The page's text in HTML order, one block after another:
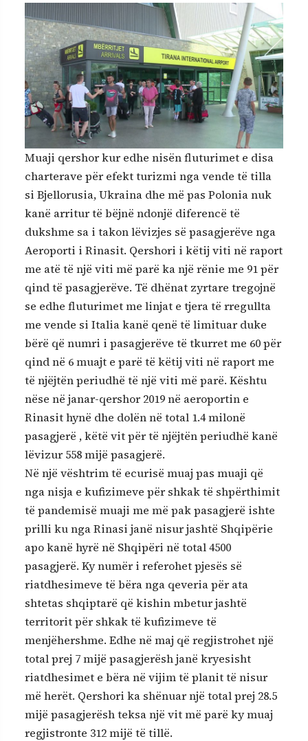
Muaji qershor kur edhe nisën fluturimet e disa
charterave për efekt turizmi nga vende të tilla
si Bjellorusia, Ukraina dhe më pas Polonia nuk
kanë arritur të bëjnë ndonjë diferencë të
dukshme sa i takon lëvizjes së pasagjerëve nga
Aeroporti i Rinasit. Qershori i këtij viti në raport
me atë të një viti më parë ka një rënie me 91 për
qind të pasagjerëve. Të dhënat zyrtare tregojnë
se edhe fluturimet me linjat e tjera të rregullta
me vende si Italia kanë qenë të limituar duke
bërë që numri i pasagjerëve të tkurret me 60 për
qind në 6 muajt e parë të këtij viti në raport me
të njëjtën periudhë të një viti më parë. Kështu
nëse në janar-qershor 2019 në aeroportin e
Rinasit hynë dhe dolën në total 1.4 milonë
pasagjerë , këtë vit për të njëjtën periudhë kanë
lëvizur 558 mijë pasagjerë.
Në një vështrim të ecurisë muaj pas muaji që
nga nisja e kufizimeve për shkak të shpërthimit
të pandemisë muaji me më pak pasagjerë ishte
prilli ku nga Rinasi janë nisur jashtë Shqipërie
apo kanë hyrë në Shqipëri në total 4500
pasagjerë. Ky numër i referohet pjesës së
riatdhesimeve të bëra nga qeveria për ata
shtetas shqiptarë që kishin mbetur jashtë
territorit për shkak të kufizimeve të
menjëhershme. Edhe në maj që regjistrohet një
total prej 7 mijë pasagjerësh janë kryesisht
riatdhesimet e bëra në vijim të planit të nisur
më herët. Qershori ka shënuar një total prej 28.5
mijë pasagjerësh teksa një vit më parë ky muaj
regjistronte 312 mijë të tillë.